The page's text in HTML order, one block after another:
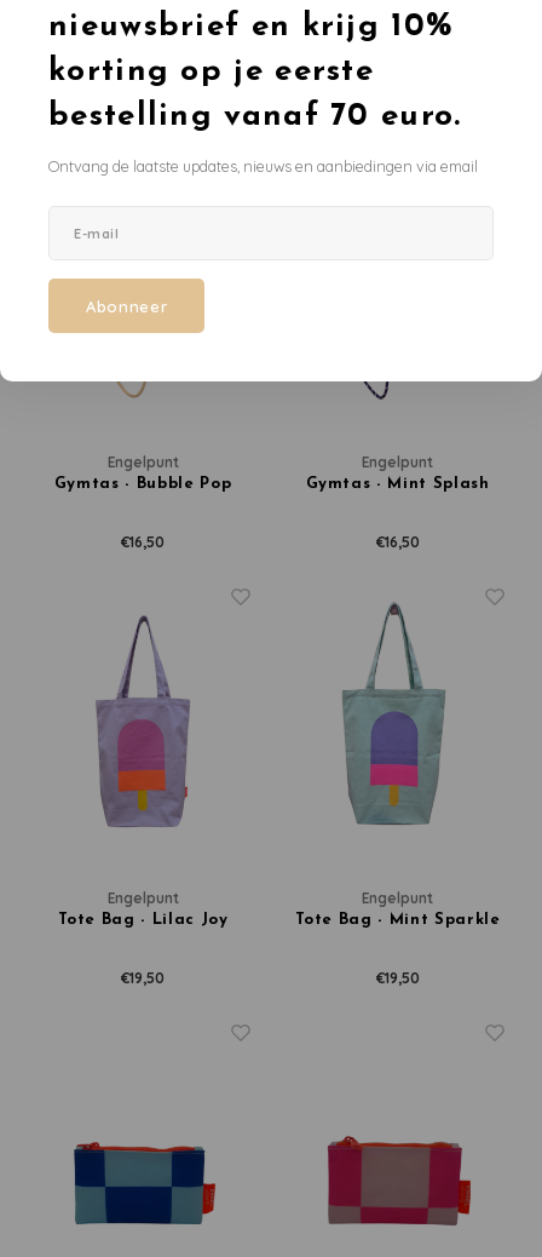
nieuwsbrief en krijg 10%
korting op je eerste
bestelling vanaf 70 euro.
Ontvang de laatste updates, nieuws en aanbiedingen via email
Abonneer
Engelpunt
€49,50
Engelpunt
Gymtas - Blush Power
Engelpunt
Gymtas - Bubble Pop
€16,50
Engelpunt
Gymtas - Mint Splash
€16,50
Engelpunt
Tote Bag - Lilac Joy
€19,50
Engelpunt
Tote Bag - Mint Sparkle
€19,50